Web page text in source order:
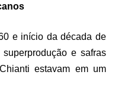
e início da década de
e safras
estavam em um